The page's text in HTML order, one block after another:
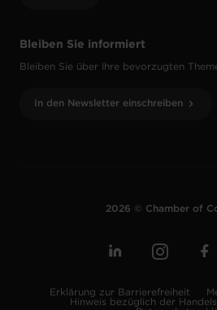
Bleiben Sie informiert
Bleiben Sie über Ihre bevorzugten
In den Newsletter einschreiben
2026 © Chamber of
Erklärung zur Barrierefreiheit
Hinweis bezüglich der